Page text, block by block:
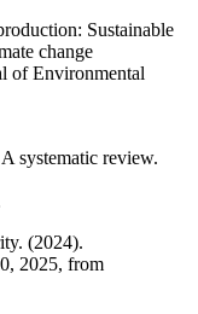
Sustainable
change
of Environmental
systematic review.
(2024).
2025, from